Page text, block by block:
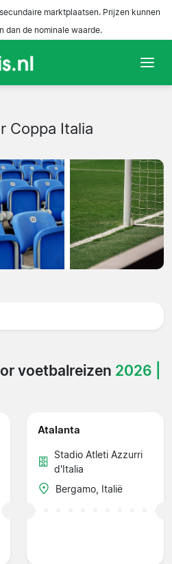
marktplaatsen. Prijzen kunnen
dan de nominale waarde.
Coppa Italia
voetbalreizen 2026 |
Atalanta
Stadio Atleti Azzurri
d'Italia
Bergamo, Italië